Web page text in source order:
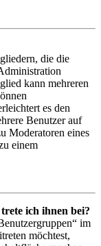
die die
kann mehreren
es den
Benutzer auf
Moderatoren eines
einem
ich ihnen bei?
im
möchtest,